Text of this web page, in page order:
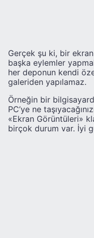
Gerçek şu ki, bir
başka eylemler
her deponun kendi
galeriden yapılamaz.
Örneğin bir
PC’ye ne
«Ekran Görüntüleri»
birçok durum var. İyi